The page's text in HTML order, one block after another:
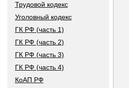
Трудовой кодекс
Уголовный кодекс
ГК РФ (часть 1)
ГК РФ (часть 2)
ГК РФ (часть 3)
ГК РФ (часть 4)
КоАП РФ